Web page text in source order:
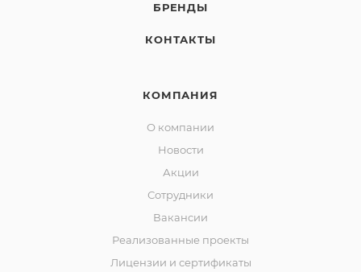
БРЕНДЫ
КОНТАКТЫ
КОМПАНИЯ
О компании
Новости
Акции
Сотрудники
Вакансии
Реализованные проекты
Лицензии и сертификаты